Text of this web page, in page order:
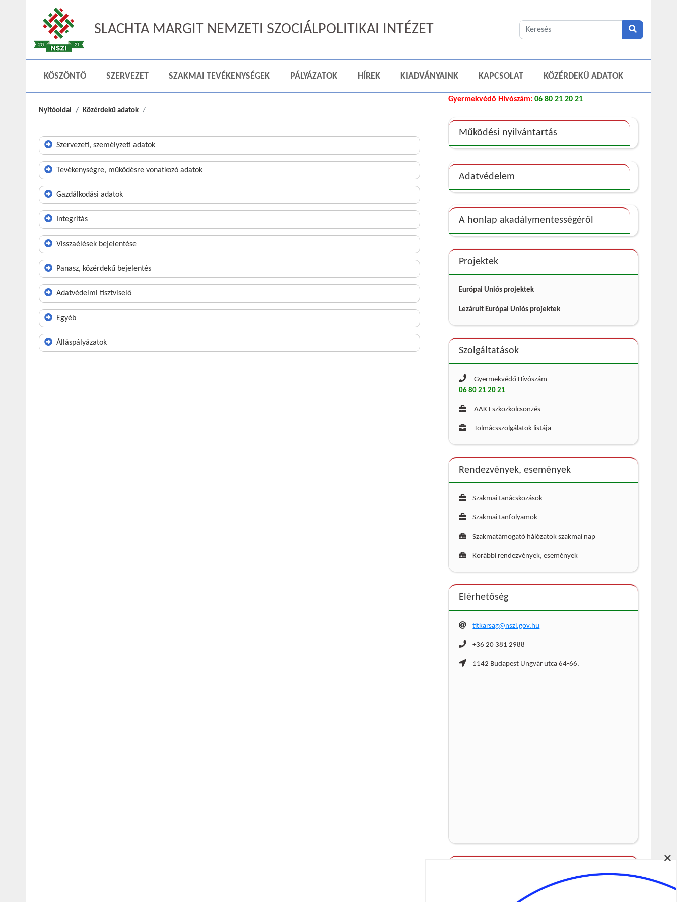
×
SLACHTA MARGIT NEMZETI SZOCIÁLPOLITIKAI INTÉZET
KÖSZÖNTŐ SZERVEZET SZAKMAI TEVÉKENYSÉGEK PÁLYÁZATOK HÍREK KIADVÁNYAINK KAPCSOLAT KÖZÉRDEKŰ ADATOK
Nyitóoldal Közérdekű adatok
Szervezeti, személyzeti adatok
Tevékenységre, működésre vonatkozó adatok
Gazdálkodási adatok
Integritás
Visszaélések bejelentése
Panasz, közérdekű bejelentés
Adatvédelmi tisztviselő
Egyéb
Álláspályázatok
Gyermekvédő Hívószám: 06 80 21 20 21
Működési nyilvántartás
Adatvédelem
A honlap akadálymentességéről
Projektek
Európai Uniós projektek
Lezárult Európai Uniós projektek
Szolgáltatások
Gyermekvédő Hívószám
06 80 21 20 21
AAK Eszközkölcsönzés
Tolmácsszolgálatok listája
Rendezvények, események
Szakmai tanácskozások
Szakmai tanfolyamok
Szakmatámogató hálózatok szakmai nap
Korábbi rendezvények, események
Elérhetőség
titkarsag@nszi.gov.hu
+36 20 381 2988
1142 Budapest Ungvár utca 64-66.